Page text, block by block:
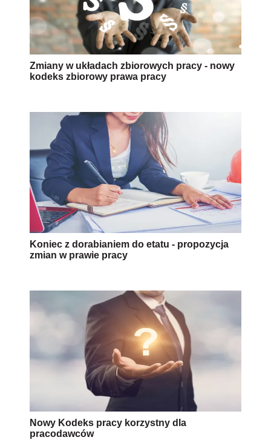
Zmiany w układach zbiorowych pracy - nowy
kodeks zbiorowy prawa pracy
Koniec z dorabianiem do etatu - propozycja
zmian w prawie pracy
Nowy Kodeks pracy korzystny dla
pracodawców